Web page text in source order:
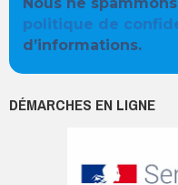
politique de
d’informations.
DÉMARCHES EN LIGNE